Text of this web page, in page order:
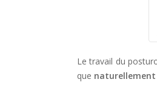
Le travail du
que naturellement